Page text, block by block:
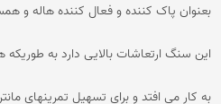
بعنوان پاک کننده و فعال کننده هاله و
این سنگ ارتعاشات بالایی دارد به
به کار می افتد و برای تسهیل تمرینهای